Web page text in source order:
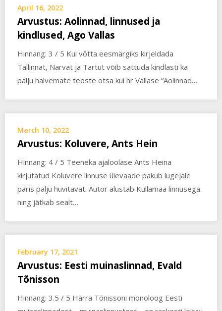
April 16, 2022
Arvustus: Aolinnad, linnused ja
kindlused, Ago Vallas
Hinnang: 3 / 5 Kui võtta eesmärgiks kirjeldada
Tallinnat, Narvat ja Tartut võib sattuda kindlasti ka
palju halvemate teoste otsa kui hr Vallase “Aolinnad…
March 10, 2022
Arvustus: Koluvere, Ants Hein
Hinnang: 4 / 5 Teeneka ajaloolase Ants Heina
kirjutatud Koluvere linnuse ülevaade pakub lugejale
päris palju huvitavat. Autor alustab Kullamaa linnusega
ning jätkab sealt…
February 17, 2021
Arvustus: Eesti muinaslinnad, Evald
Tõnisson
Hinnang: 3.5 / 5 Härra Tõnissoni monoloog Eesti